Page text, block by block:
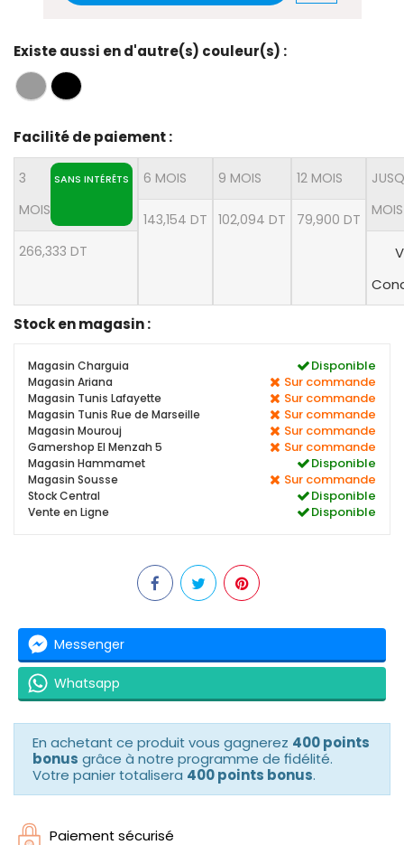
Existe aussi en d'autre(s) couleur(s) :
Facilité de paiement :
3
MOIS
SANS INTÉRÊTS
266,333 DT
6 MOIS
143,154 DT
9 MOIS
102,094 DT
12 MOIS
79,900 DT
MOIS
Stock en magasin :
Magasin Charguia Disponible
Magasin Ariana Sur commande
Magasin Tunis Lafayette Sur commande
Magasin Tunis Rue de Marseille Sur commande
Magasin Mourouj Sur commande
Gamershop El Menzah 5 Sur commande
Magasin Hammamet Disponible
Magasin Sousse Sur commande
Stock Central Disponible
Vente en Ligne Disponible
Messenger
Whatsapp
En achetant ce produit vous gagnerez 400 points
bonus grâce à notre programme de fidélité.
Votre panier totalisera 400 points bonus.
Paiement sécurisé